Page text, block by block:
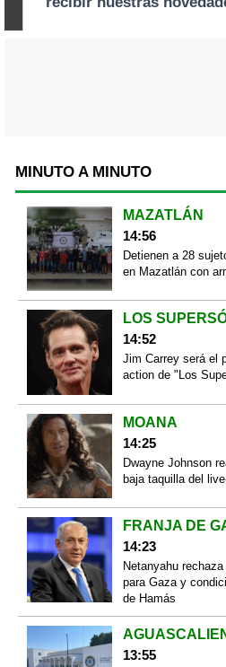
MINUTO A MINUTO
MAZATLÁN
14:56
Detienen a 28
en Mazatlán con
LOS
14:52
Jim Carrey será el
action de "Los
MOANA
14:25
Dwayne Johnson
baja taquilla del
FRANJA DE
14:23
Netanyahu
para Gaza y
de Hamás
13:55